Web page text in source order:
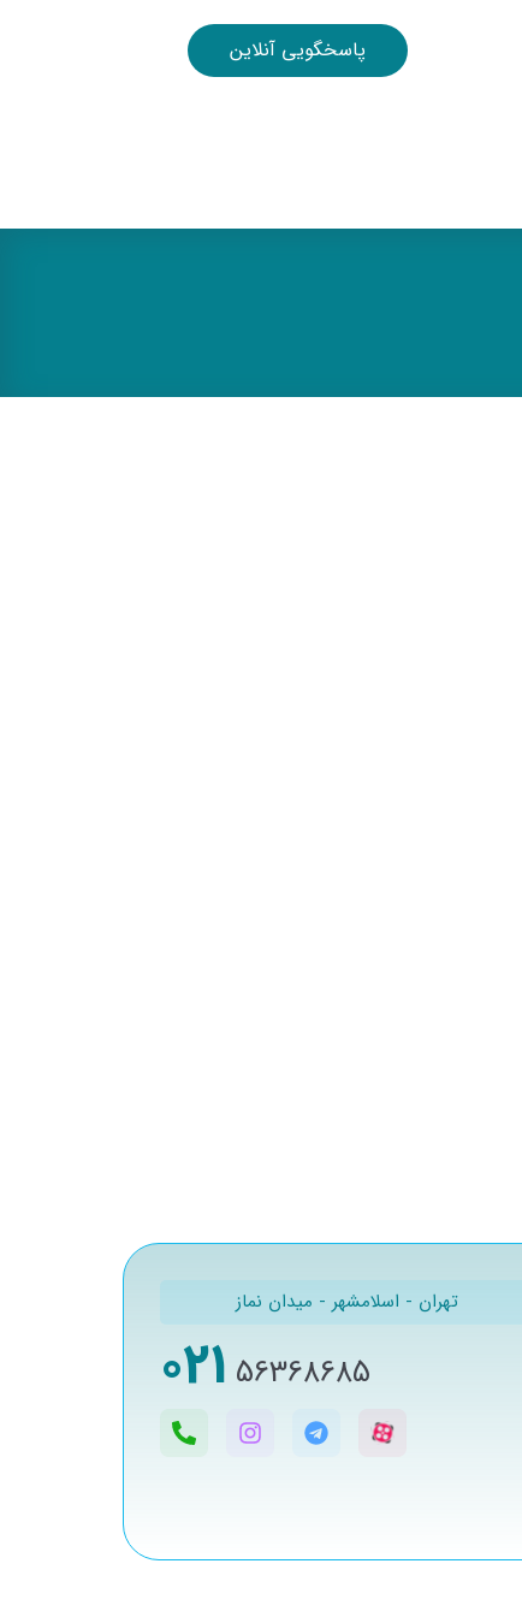
پاسخگویی آنلاین
تهران - اسلامشهر - میدان نماز
56368685
021